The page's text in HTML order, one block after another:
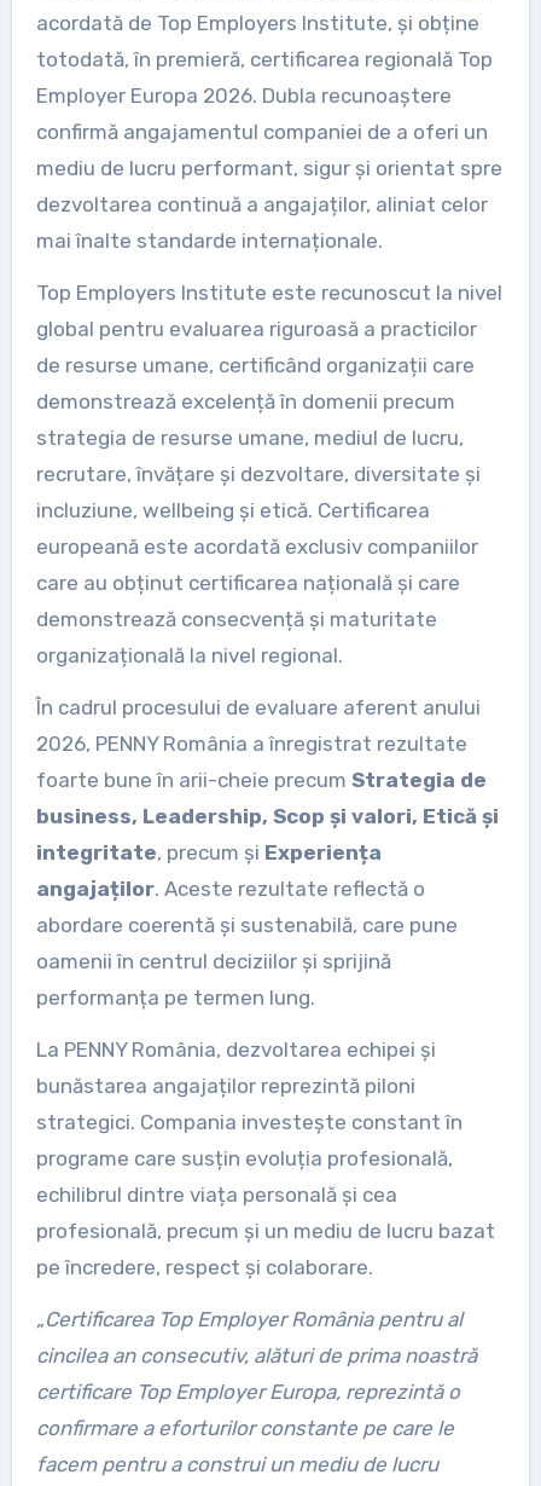
acordată de Top Employers Institute, și obține
totodată, în premieră, certificarea regională Top
Employer Europa 2026. Dubla recunoaștere
confirmă angajamentul companiei de a oferi un
mediu de lucru performant, sigur și orientat spre
dezvoltarea continuă a angajaților, aliniat celor
mai înalte standarde internaționale.
Top Employers Institute este recunoscut la nivel
global pentru evaluarea riguroasă a practicilor
de resurse umane, certificând organizații care
demonstrează excelență în domenii precum
strategia de resurse umane, mediul de lucru,
recrutare, învățare și dezvoltare, diversitate și
incluziune, wellbeing și etică. Certificarea
europeană este acordată exclusiv companiilor
care au obținut certificarea națională și care
demonstrează consecvență și maturitate
organizațională la nivel regional.
În cadrul procesului de evaluare aferent anului
2026, PENNY România a înregistrat rezultate
foarte bune în arii-cheie precum Strategia de
business, Leadership, Scop și valori, Etică și
integritate, precum și Experiența
angajaților. Aceste rezultate reflectă o
abordare coerentă și sustenabilă, care pune
oamenii în centrul deciziilor și sprijină
performanța pe termen lung.
La PENNY România, dezvoltarea echipei și
bunăstarea angajaților reprezintă piloni
strategici. Compania investește constant în
programe care susțin evoluția profesională,
echilibrul dintre viața personală și cea
profesională, precum și un mediu de lucru bazat
pe încredere, respect și colaborare.
„Certificarea Top Employer România pentru al
cincilea an consecutiv, alături de prima noastră
certificare Top Employer Europa, reprezintă o
confirmare a eforturilor constante pe care le
facem pentru a construi un mediu de lucru